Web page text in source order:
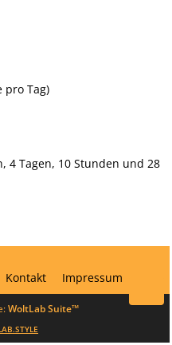
pro Tag)
4 Tagen, 10 Stunden und 28
Kontakt Impressum
WoltLab Suite™